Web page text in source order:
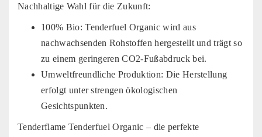
Nachhaltige Wahl für die Zukunft:
100% Bio: Tenderfuel Organic wird aus
nachwachsenden Rohstoffen hergestellt und trägt so
zu einem geringeren CO2-Fußabdruck bei.
Umweltfreundliche Produktion: Die Herstellung
erfolgt unter strengen ökologischen
Gesichtspunkten.
Tenderflame Tenderfuel Organic – die perfekte